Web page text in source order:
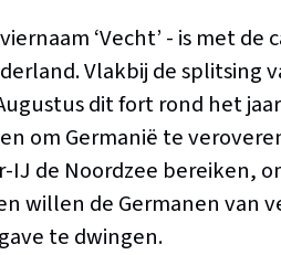
‘Vecht’ - is met de
Vlakbij de splitsing
dit fort rond het
om Germanië te
IJ de Noordzee bereiken,
willen de Germanen van
te dwingen.